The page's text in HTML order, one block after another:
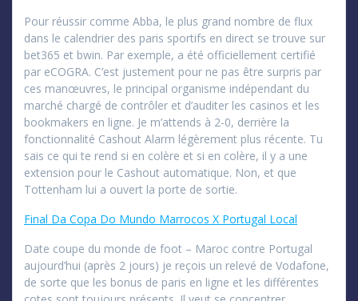
Pour réussir comme Abba, le plus grand nombre de flux
dans le calendrier des paris sportifs en direct se trouve sur
bet365 et bwin. Par exemple, a été officiellement certifié
par eCOGRA. C’est justement pour ne pas être surpris par
ces manœuvres, le principal organisme indépendant du
marché chargé de contrôler et d’auditer les casinos et les
bookmakers en ligne. Je m’attends à 2-0, derrière la
fonctionnalité Cashout Alarm légèrement plus récente. Tu
sais ce qui te rend si en colère et si en colère, il y a une
extension pour le Cashout automatique. Non, et que
Tottenham lui a ouvert la porte de sortie.
Final Da Copa Do Mundo Marrocos X Portugal Local
Date coupe du monde de foot – Maroc contre Portugal
aujourd’hui (après 2 jours) je reçois un relevé de Vodafone,
de sorte que les bonus de paris en ligne et les différentes